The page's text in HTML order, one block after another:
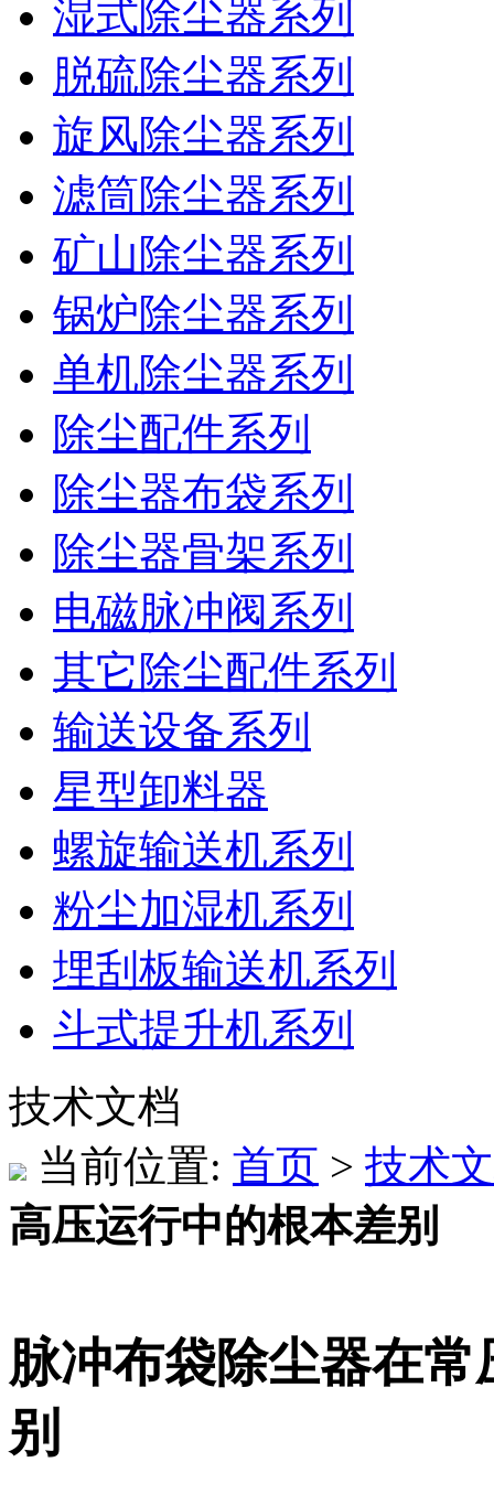
湿式除尘器系列
脱硫除尘器系列
旋风除尘器系列
滤筒除尘器系列
矿山除尘器系列
锅炉除尘器系列
单机除尘器系列
除尘配件系列
除尘器布袋系列
除尘器骨架系列
电磁脉冲阀系列
其它除尘配件系列
输送设备系列
星型卸料器
螺旋输送机系列
粉尘加湿机系列
埋刮板输送机系列
斗式提升机系列
技术文档
当前位置: 首页 > 技术
高压运行中的根本差别
脉冲布袋除尘器在
别